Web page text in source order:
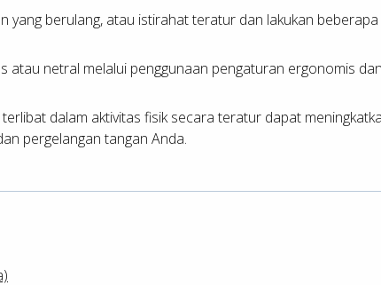
yang berulang, atau istirahat teratur dan lakukan
atau netral melalui penggunaan pengaturan ergonomis
dalam aktivitas fisik secara teratur dapat
pergelangan tangan Anda.